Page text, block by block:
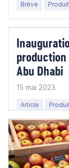
Brève
Abu Dhabi
15 mai 2023
Article